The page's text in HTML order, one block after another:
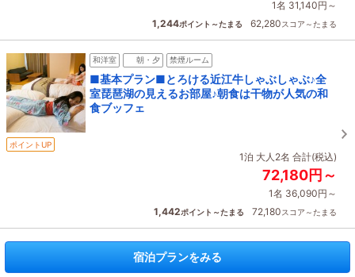
1名 31,140円～
1,244ポイント～たまる 62,280スコア～たまる
和洋室 朝・夕 禁煙ルーム
■基本プラン■とろける近江牛しゃぶしゃぶ♪全
室琵琶湖の見えるお部屋♪朝食は干物が人気の和
食ブッフェ
ポイントUP
1泊 大人2名 合計(税込)
72,180円～
1名 36,090円～
1,442ポイント～たまる 72,180スコア～たまる
宿泊プランをみる